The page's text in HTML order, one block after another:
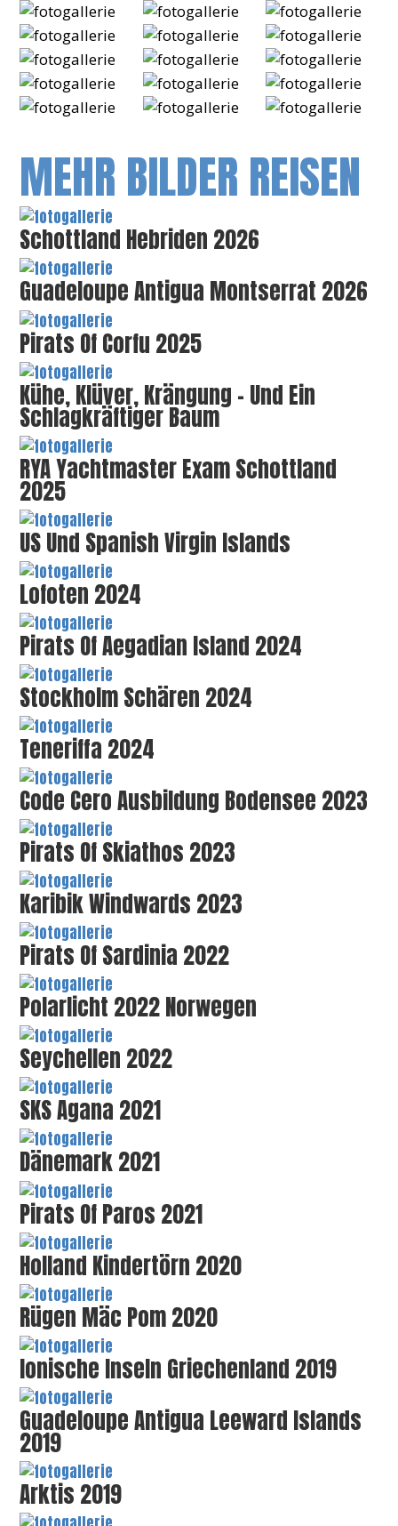
MEHR BILDER REISEN
Schottland Hebriden 2026
Guadeloupe Antigua Montserrat 2026
Pirats Of Corfu 2025
Kühe, Klüver, Krängung – Und Ein
Schlagkräftiger Baum
RYA Yachtmaster Exam Schottland
2025
US Und Spanish Virgin Islands
Lofoten 2024
Pirats Of Aegadian Island 2024
Stockholm Schären 2024
Teneriffa 2024
Code Cero Ausbildung Bodensee 2023
Pirats Of Skiathos 2023
Karibik Windwards 2023
Pirats Of Sardinia 2022
Polarlicht 2022 Norwegen
Seychellen 2022
SKS Agana 2021
Dänemark 2021
Pirats Of Paros 2021
Holland Kindertörn 2020
Rügen Mäc Pom 2020
Ionische Inseln Griechenland 2019
Guadeloupe Antigua Leeward Islands
2019
Arktis 2019